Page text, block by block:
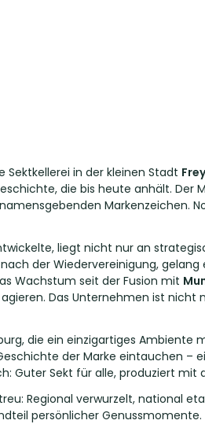
Sektkellerei in der kleinen Stadt
die bis heute anhält. Der
Markenzeichen.
liegt nicht nur an
der Wiedervereinigung,
Wachstum seit der Fusion mit
agieren. Das Unternehmen ist nicht
die ein einzigartiges Ambiente
der Marke eintauchen –
Guter Sekt für alle, produziert mit
Regional verwurzelt, national
persönlicher